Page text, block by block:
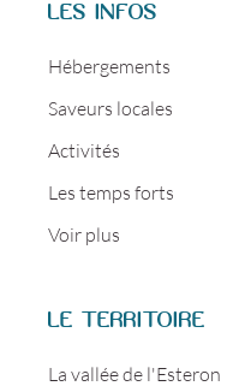
LES INFOS
Hébergements
Saveurs locales
Activités
Les temps forts
Voir plus
LE TERRITOIRE
La vallée de l'Esteron